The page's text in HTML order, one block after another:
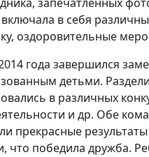
в себя
оздоровительные
года завершился
детьми.
в различных
и др. Обе
прекрасные
что победила дружба.